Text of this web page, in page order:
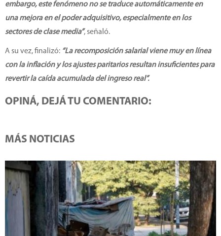
embargo, este fenómeno no se traduce automáticamente en
una mejora en el poder adquisitivo, especialmente en los
sectores de clase media”, señaló.
A su vez, finalizó: “La recomposición salarial viene muy en línea
con la inflación y los ajustes paritarios resultan insuficientes para
revertir la caída acumulada del ingreso real”.
OPINÁ, DEJÁ TU COMENTARIO:
MÁS NOTICIAS